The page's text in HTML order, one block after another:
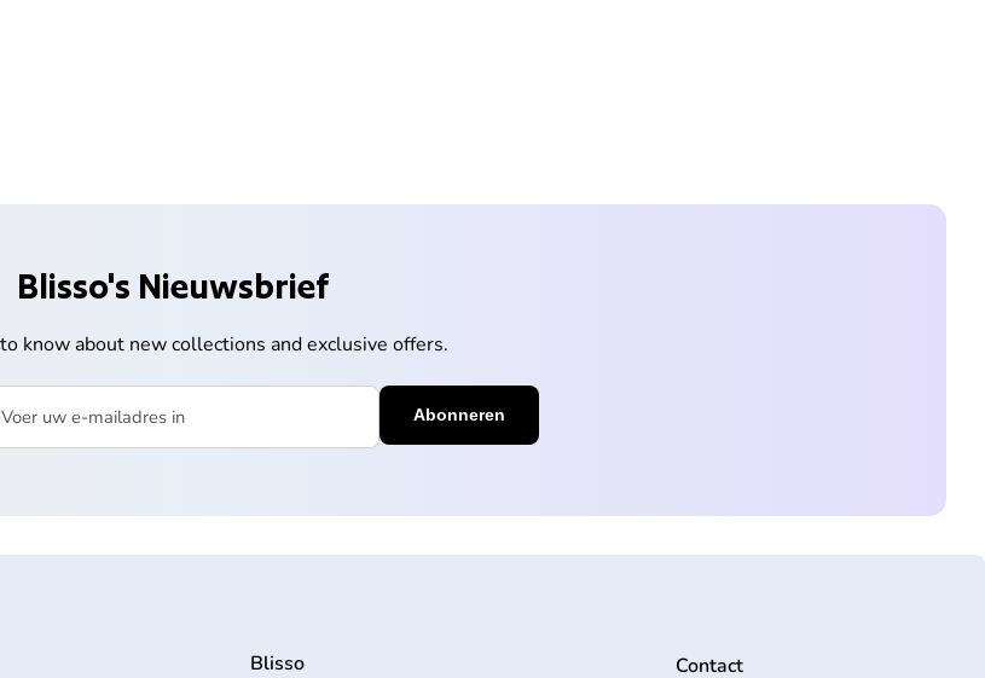
Blisso's Nieuwsbrief
know about new collections and exclusive offers.
Blisso Contact